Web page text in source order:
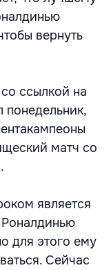
вернуть
ссылкой на
понедельник,
матч со
является
для этого ему
Сейчас